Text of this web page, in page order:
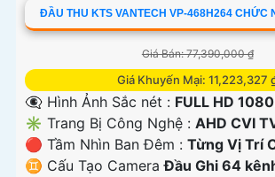
ĐẦU THU KTS VANTECH VP-468H264 CHỨC
Giá Bán: 77,390,000 ₫
Giá Khuyến Mại: 11,223,327
👁️‍🗨 Hình Ảnh Sắc nét : FULL HD
✳️ Trang Bị Công Nghệ : AHD CVI
🔴 Tầm Nhìn Ban Đêm : Từng Vị Trí
♊ Cấu Tạo CameraĐầu Ghi 64